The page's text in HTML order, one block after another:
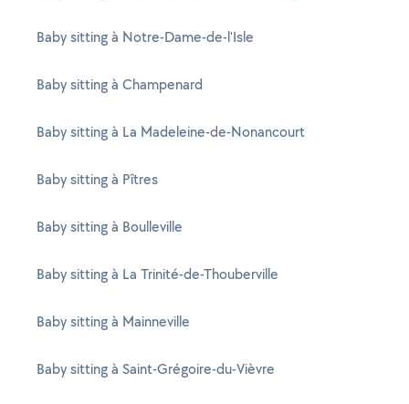
Baby sitting à Notre-Dame-de-l'Isle
Baby sitting à Champenard
Baby sitting à La Madeleine-de-Nonancourt
Baby sitting à Pîtres
Baby sitting à Boulleville
Baby sitting à La Trinité-de-Thouberville
Baby sitting à Mainneville
Baby sitting à Saint-Grégoire-du-Vièvre